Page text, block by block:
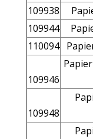
109938
109944
110094
109946
109948